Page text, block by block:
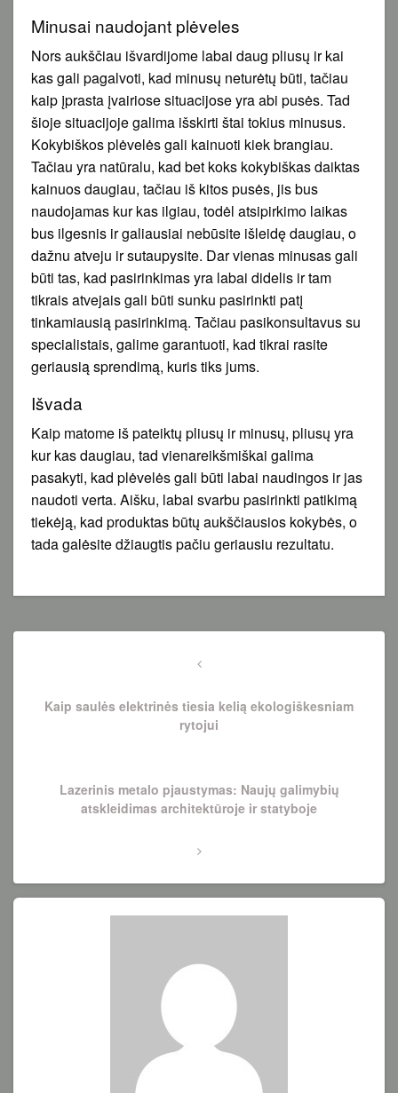
Minusai naudojant plėveles
Nors aukščiau išvardijome labai daug pliusų ir kai
kas gali pagalvoti, kad minusų neturėtų būti, tačiau
kaip įprasta įvairiose situacijose yra abi pusės. Tad
šioje situacijoje galima išskirti štai tokius minusus.
Kokybiškos plėvelės gali kainuoti kiek brangiau.
Tačiau yra natūralu, kad bet koks kokybiškas daiktas
kainuos daugiau, tačiau iš kitos pusės, jis bus
naudojamas kur kas ilgiau, todėl atsipirkimo laikas
bus ilgesnis ir galiausiai nebūsite išleidę daugiau, o
dažnu atveju ir sutaupysite. Dar vienas minusas gali
būti tas, kad pasirinkimas yra labai didelis ir tam
tikrais atvejais gali būti sunku pasirinkti patį
tinkamiausią pasirinkimą. Tačiau pasikonsultavus su
specialistais, galime garantuoti, kad tikrai rasite
geriausią sprendimą, kuris tiks jums.
Išvada
Kaip matome iš pateiktų pliusų ir minusų, pliusų yra
kur kas daugiau, tad vienareikšmiškai galima
pasakyti, kad plėvelės gali būti labai naudingos ir jas
naudoti verta. Aišku, labai svarbu pasirinkti patikimą
tiekėją, kad produktas būtų aukščiausios kokybės, o
tada galėsite džiaugtis pačiu geriausiu rezultatu.
Navigacija
Previous
Kaip saulės elektrinės tiesia kelią ekologiškesniam
rytojui
NextLazerinis metalo pjaustymas: Naujų galimybių
atskleidimas architektūroje ir statyboje